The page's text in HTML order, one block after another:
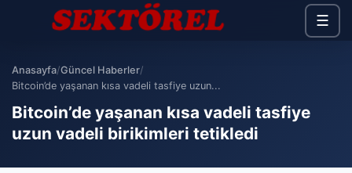
☰
Anasayfa/Güncel Haberler/
Bitcoin’de yaşanan kısa vadeli tasfiye uzun...
Bitcoin’de yaşanan kısa vadeli tasfiye
uzun vadeli birikimleri tetikledi